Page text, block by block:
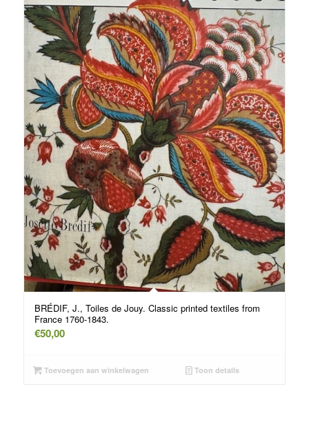
BRÉDIF, J., Toiles de Jouy. Classic printed textiles from
France 1760-1843.
€50,00
Toevoegen aan winkelwagen Toon details